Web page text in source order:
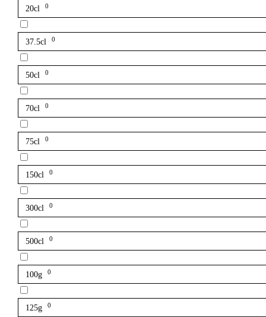
20cl 0
37.5cl 0
50cl 0
70cl 0
75cl 0
150cl 0
300cl 0
500cl 0
100g 0
125g 0